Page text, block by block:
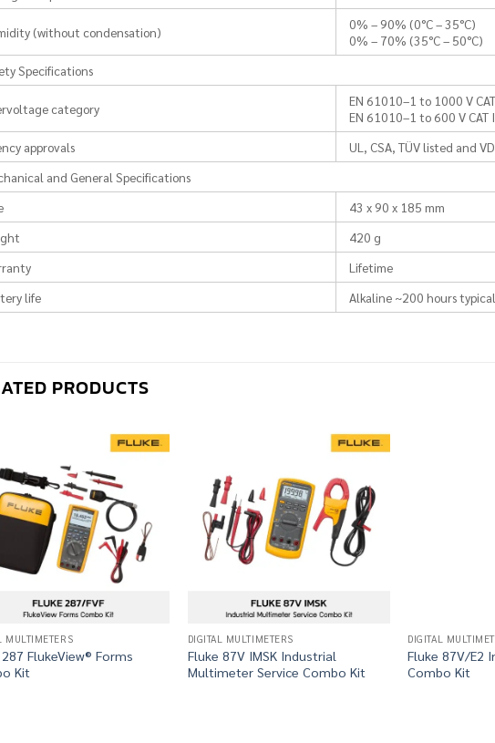
(without condensation)
0% – 90% (0°C – 35°C)
0% – 70% (35°C – 50°C)
Specifications
category
EN 61010–1 to 1000 V
EN 61010–1 to 600 V CAT
approvals
UL, CSA, TÜV listed and
and General Specifications
43 x 90 x 185 mm
420 g
Lifetime
life
Alkaline ~200 hours
PRODUCTS
MULTIMETERS
FlukeView® Forms
Kit
DIGITAL MULTIMETERS
Fluke 87V IMSK Industrial
Multimeter Service Combo Kit
DIGITAL
Fluke 87V/E2
Combo Kit